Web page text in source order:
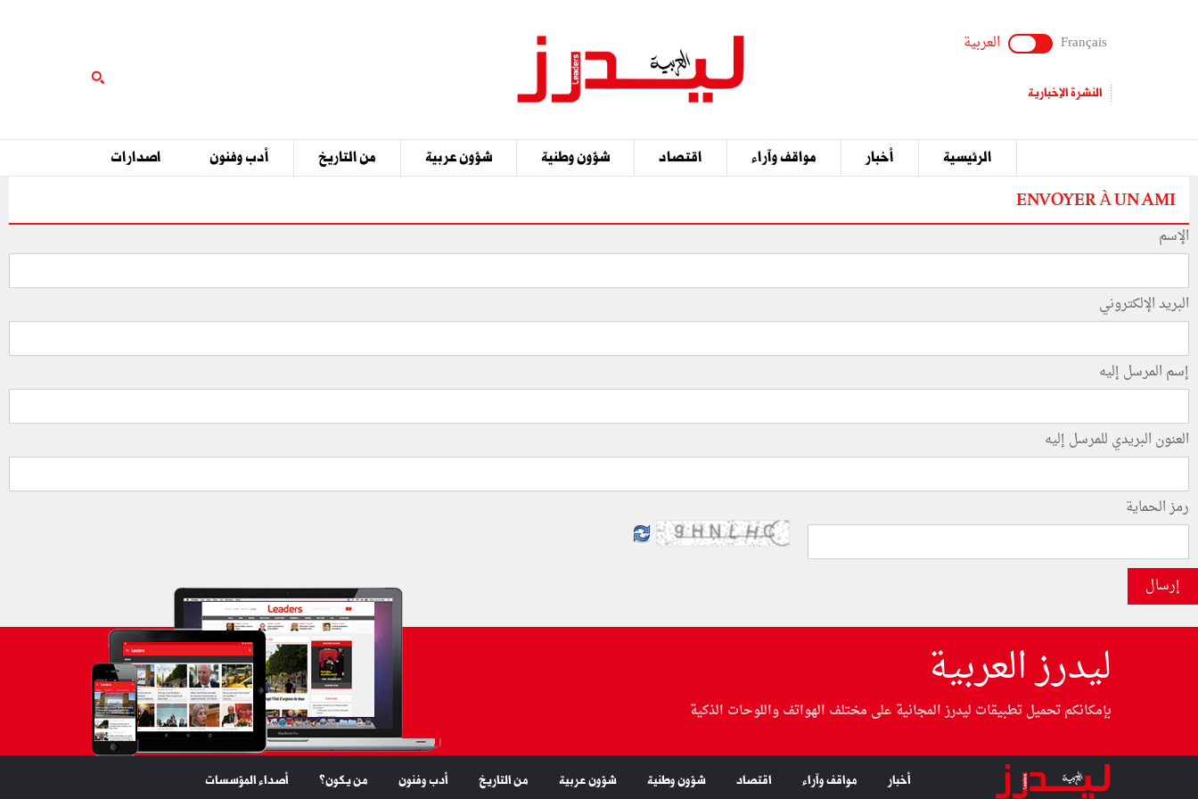
Français العربية
النشرة الإخبارية
الرئيسية أخبار مواقف وآراء اقتصاد شؤون وطنية شؤون عربية من التاريخ أدب وفنون اصدارات
ENVOYER À UN AMI
الإسم
البريد الإلكتروني
إسم المرسل إليه
العنون البريدي للمرسل إليه
رمز الحماية
إرسال
ليدرز العربية
بإمكانكم تحميل تطبيقات ليدرز المجانية على مختلف الهواتف واللوحات الذكية
أخبار مواقف وآراء اقتصاد شؤون وطنية شؤون عربية من التاريخ أدب وفنون من يكون؟ أصداء المؤسسات